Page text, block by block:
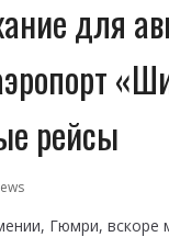
для
рейсы
Гюмри, вскоре